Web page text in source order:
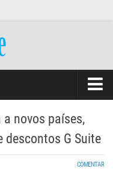
novos países,
descontos G Suite
COMENTAR